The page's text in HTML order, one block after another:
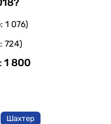
1 076)
724)
1 800
Шахтер